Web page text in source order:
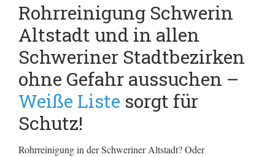
Rohrreinigung Schwerin
Altstadt und in allen
Schweriner Stadtbezirken
ohne Gefahr aussuchen –
Weiße Liste sorgt für
Schutz!
Rohrreinigung in der Schweriner Altstadt? Oder